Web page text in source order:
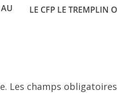
LE CFP LE TREMPLIN
Les champs